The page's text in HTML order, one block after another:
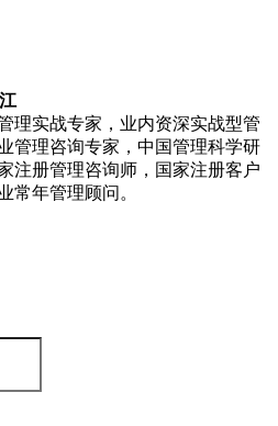
理实战专家，业内资深实战型管
管理咨询专家，中国管理科学研
注册管理咨询师，国家注册客户
常年管理顾问。